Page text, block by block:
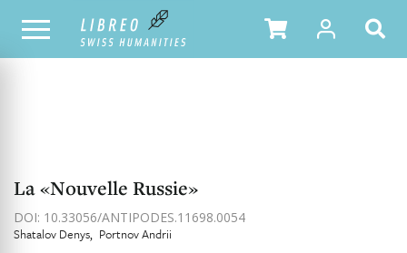
NOTRE CATALOGUE TABLE DES MATIÈRES
La «Nouvelle Russie»
DOI: 10.33056/ANTIPODES.11698.0054
Shatalov Denys Portnov Andrii